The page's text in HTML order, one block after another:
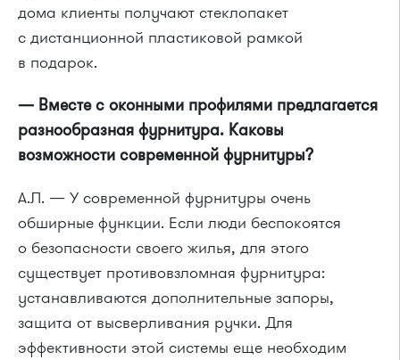
дома клиенты получают стеклопакет
с дистанционной пластиковой рамкой
в подарок.
— Вместе с оконными профилями предлагается
разнообразная фурнитура. Каковы
возможности современной фурнитуры?
А.Л. — У современной фурнитуры очень
обширные функции. Если люди беспокоятся
о безопасности своего жилья, для этого
существует противовзломная фурнитура:
устанавливаются дополнительные запоры,
защита от высверливания ручки. Для
эффективности этой системы еще необходим